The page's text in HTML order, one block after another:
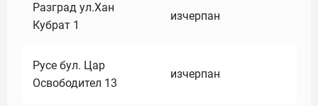
Разград ул.Хан
Кубрат 1
изчерпан
Русе бул. Цар
Освободител 13
изчерпан